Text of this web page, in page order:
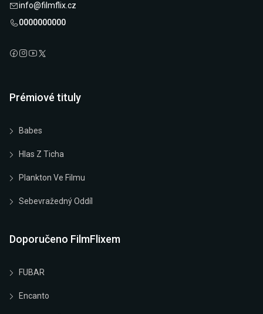
info@filmflix.cz
0000000000
Prémiové tituly
Babes
Hlas Z Ticha
Plankton Ve Filmu
Sebevražedný Oddíl
Doporučeno FilmFlixem
FUBAR
Encanto